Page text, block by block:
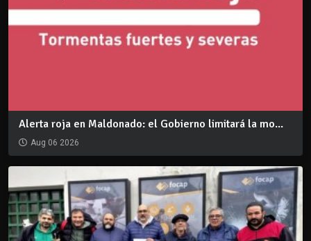
Alerta roja en Maldonado: el Gobierno limitará la mo...
Aug 06 2026